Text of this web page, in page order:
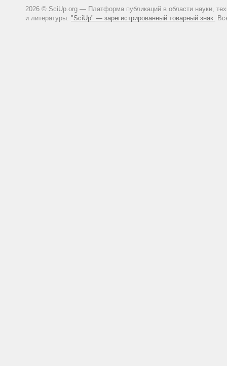
2026 © SciUp.org — Платформа публикаций в области науки,
и литературы. "SciUp" — зарегистрированный товарный знак.